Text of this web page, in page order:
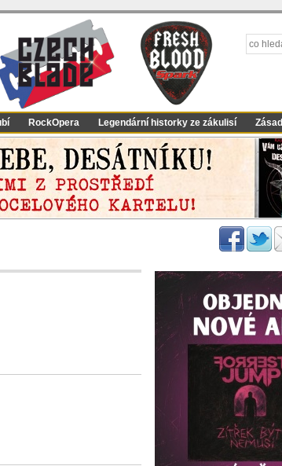
RockOpera Legendární historky ze zákulisí